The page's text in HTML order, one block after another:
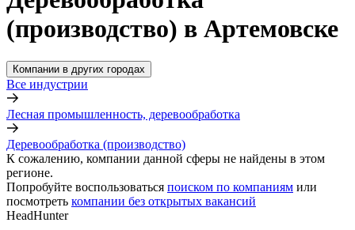
(производство) в Артемовске
Компании в других городах
Все индустрии
Лесная промышленность, деревообработка
Деревообработка (производство)
К сожалению, компании данной сферы не найдены в этом
регионе.
Попробуйте воспользоваться поиском по компаниям или
посмотреть компании без открытых вакансий
HeadHunter